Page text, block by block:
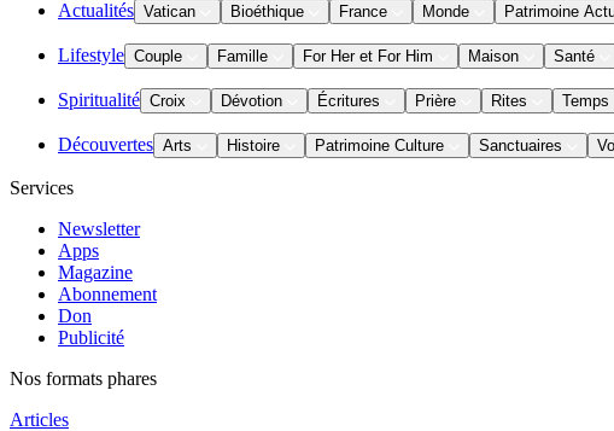
Actualités Vatican Bioéthique France Monde Patrimoine
Lifestyle Couple Famille For Her et For Him Maison Santé
Spiritualité Croix Dévotion Écritures Prière Rites Temps
Découvertes Arts Histoire Patrimoine Culture Sanctuaires
Services
Newsletter
Apps
Magazine
Abonnement
Don
Publicité
Nos formats phares
Articles